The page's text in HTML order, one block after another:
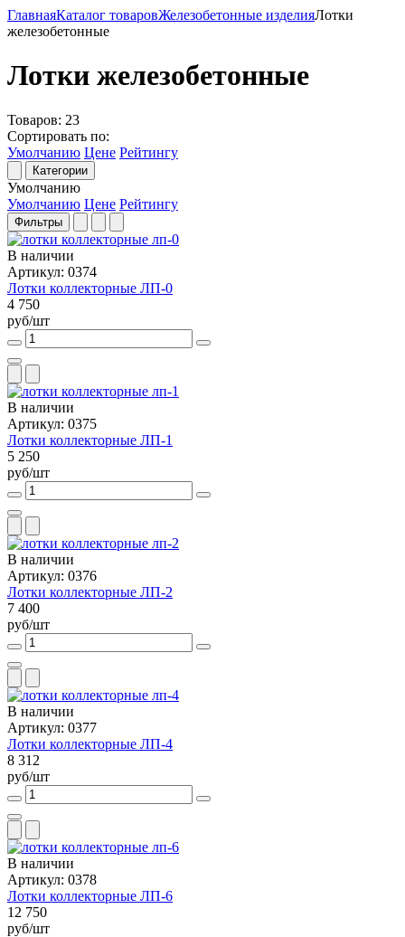
ГлавнаяКаталог товаровЖелезобетонные изделияЛотки
железобетонные
Лотки железобетонные
Товаров: 23
Сортировать по:
Умолчанию Цене Рейтингу
Категории
Умолчанию
Умолчанию Цене Рейтингу
Фильтры
В наличии
Артикул: 0374
Лотки коллекторные ЛП-0
4 750
руб/шт
В наличии
Артикул: 0375
Лотки коллекторные ЛП-1
5 250
руб/шт
В наличии
Артикул: 0376
Лотки коллекторные ЛП-2
7 400
руб/шт
В наличии
Артикул: 0377
Лотки коллекторные ЛП-4
8 312
руб/шт
В наличии
Артикул: 0378
Лотки коллекторные ЛП-6
12 750
руб/шт